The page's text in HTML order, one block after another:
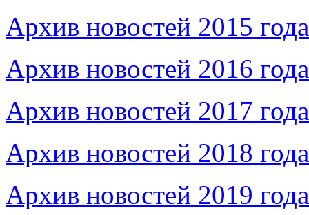
Архив новостей 2015 года
Архив новостей 2016 года
Архив новостей 2017 года
Архив новостей 2018 года
Архив новостей 2019 года